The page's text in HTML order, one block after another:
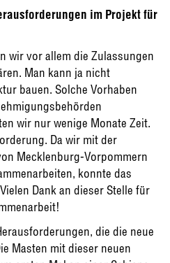
im Projekt für
wir vor allem die Zulassungen
Man kann ja nicht
bauen. Solche Vorhaben
wir nur wenige Monate Zeit.
Da wir mit der
Mecklenburg-Vorpommern
konnte das
Dank an dieser Stelle für
die die neue
Masten mit dieser neuen